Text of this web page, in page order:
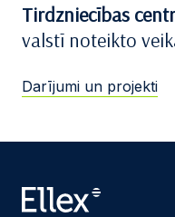
Tirdzniecības
valstī noteikto
Darījumi un projekti